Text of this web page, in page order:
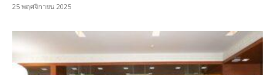
25 พฤศจิกายน 2025